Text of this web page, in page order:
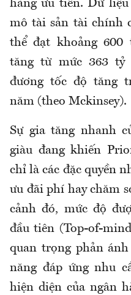
hàng ưu tiên. Dữ
mô tài sản tài chính
thể đạt khoảng 600
tăng từ mức 363 tỷ
đương tốc độ tăng
năm (theo Mckinsey).
Sự gia tăng nhanh
giàu đang khiến
chỉ là các đặc quyền
ưu đãi phí hay chăm
cảnh đó, mức độ
đầu tiên (Top-of-
quan trọng phản
năng đáp ứng nhu
hiện diện của ngân